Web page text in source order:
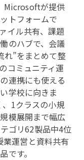
Microsoftが提供
トフォームで
イル共有、課題
のハブで、会議
れ”をまとめて整
コミュニティ運
連携にも使える
学校に向きま
1クラスの小規
模展開まで幅広
ゴリ62製品中4位
運営と資料共有
です。